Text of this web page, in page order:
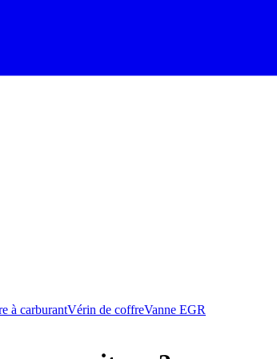
à carburantVérin de coffreVanne EGR